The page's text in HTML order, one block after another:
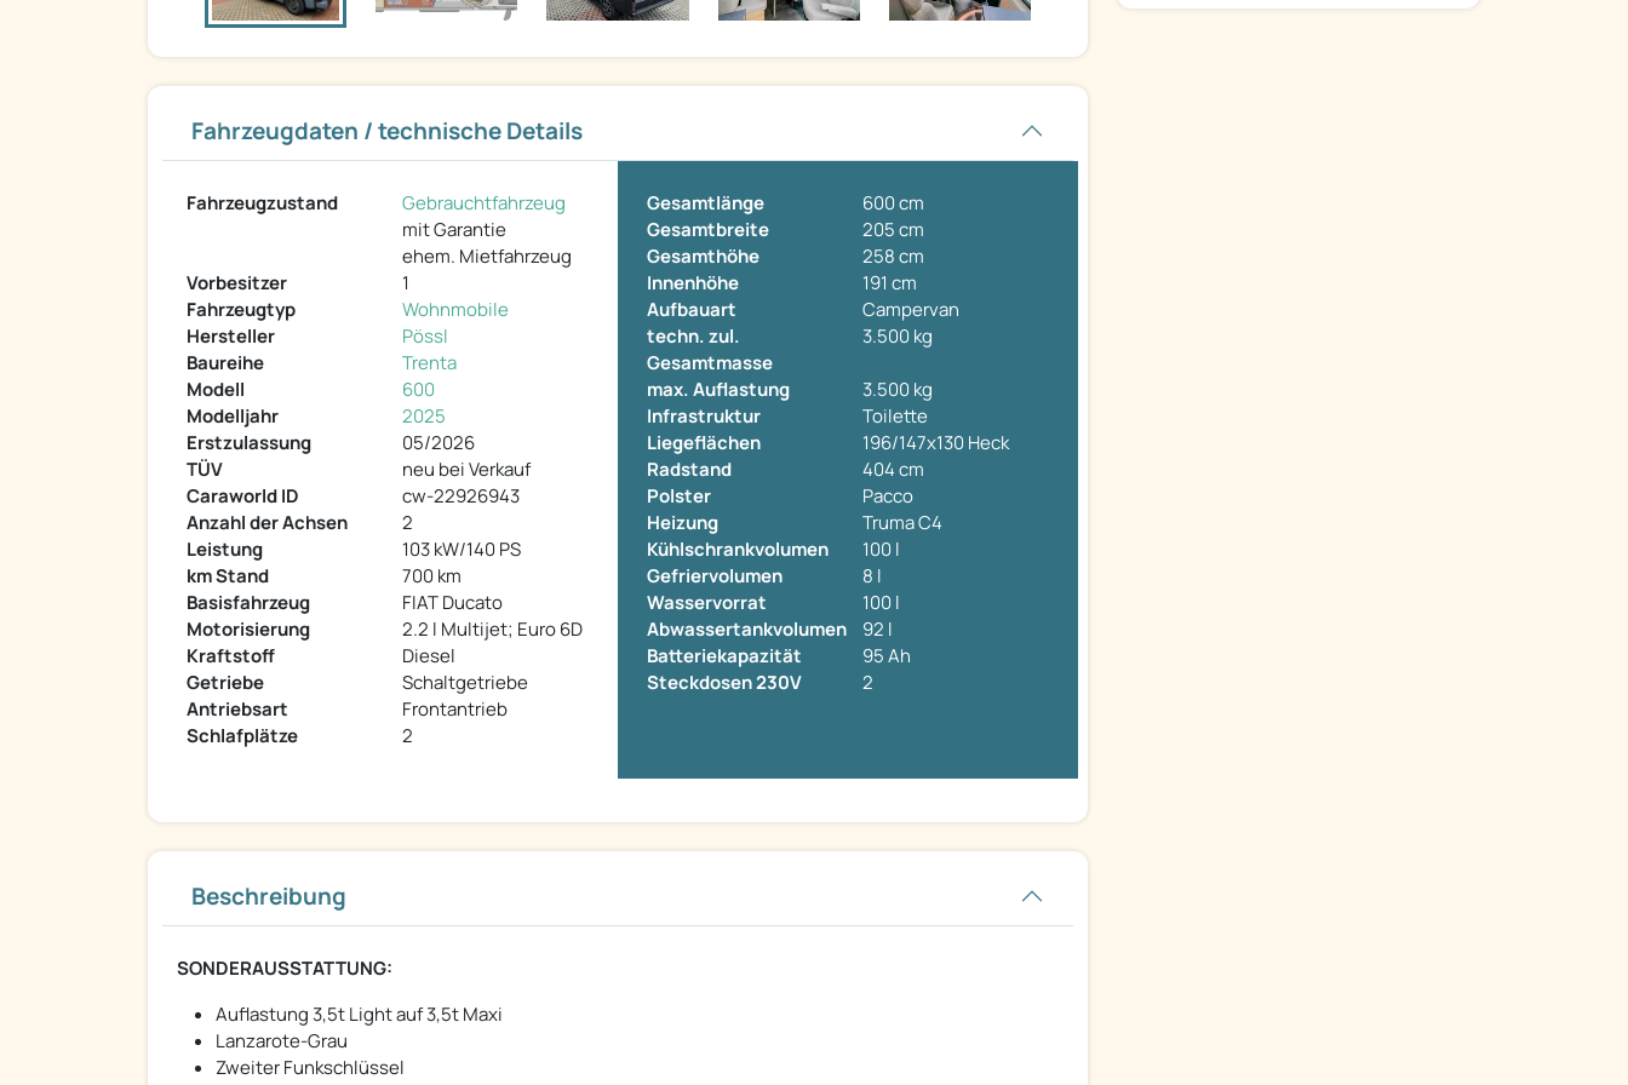
Fahrzeugdaten / technische Details
Fahrzeugzustand
Gebrauchtfahrzeug
mit Garantie
ehem. Mietfahrzeug
Vorbesitzer
1
Fahrzeugtyp
Wohnmobile
Hersteller
Pössl
Baureihe
Trenta
Modell
600
Modelljahr
2025
Erstzulassung
05/2026
TÜV
neu bei Verkauf
Caraworld ID
cw-22926943
Anzahl der Achsen
2
Leistung
103 kW/140 PS
km Stand
700 km
Basisfahrzeug
FIAT Ducato
Motorisierung
2.2 l Multijet; Euro 6D
Kraftstoff
Diesel
Getriebe
Schaltgetriebe
Antriebsart
Frontantrieb
Schlafplätze
2
Gesamtlänge
600 cm
Gesamtbreite
205 cm
Gesamthöhe
258 cm
Innenhöhe
191 cm
Aufbauart
Campervan
techn. zul.
Gesamtmasse
3.500 kg
max. Auflastung
3.500 kg
Infrastruktur
Toilette
Liegeflächen
196/147x130 Heck
Radstand
404 cm
Polster
Pacco
Heizung
Truma C4
Kühlschrankvolumen
100 l
Gefriervolumen
8 l
Wasservorrat
100 l
Abwassertankvolumen
92 l
Batteriekapazität
95 Ah
Steckdosen 230V
2
Beschreibung
SONDERAUSSTATTUNG:
Auflastung 3,5t Light auf 3,5t Maxi
Lanzarote-Grau
Zweiter Funkschlüssel